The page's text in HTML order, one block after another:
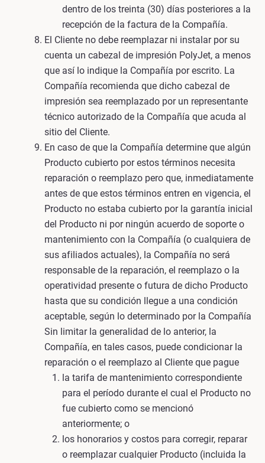
dentro de los treinta (30) días posteriores a la
recepción de la factura de la Compañía.
El Cliente no debe reemplazar ni instalar por su
cuenta un cabezal de impresión PolyJet, a menos
que así lo indique la Compañía por escrito. La
Compañía recomienda que dicho cabezal de
impresión sea reemplazado por un representante
técnico autorizado de la Compañía que acuda al
sitio del Cliente.
En caso de que la Compañía determine que algún
Producto cubierto por estos términos necesita
reparación o reemplazo pero que, inmediatamente
antes de que estos términos entren en vigencia, el
Producto no estaba cubierto por la garantía inicial
del Producto ni por ningún acuerdo de soporte o
mantenimiento con la Compañía (o cualquiera de
sus afiliados actuales), la Compañía no será
responsable de la reparación, el reemplazo o la
operatividad presente o futura de dicho Producto
hasta que su condición llegue a una condición
aceptable, según lo determinado por la Compañía
Sin limitar la generalidad de lo anterior, la
Compañía, en tales casos, puede condicionar la
reparación o el reemplazo al Cliente que pague
la tarifa de mantenimiento correspondiente
para el período durante el cual el Producto no
fue cubierto como se mencionó
anteriormente; o
los honorarios y costos para corregir, reparar
o reemplazar cualquier Producto (incluida la